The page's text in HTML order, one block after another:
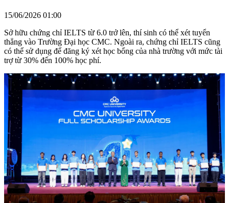
15/06/2026 01:00
Sở hữu chứng chỉ IELTS từ 6.0 trở lên, thí sinh có thể xét tuyển
thẳng vào Trường Đại học CMC. Ngoài ra, chứng chỉ IELTS cũng
có thể sử dụng để đăng ký xét học bổng của nhà trường với mức tài
trợ từ 30% đến 100% học phí.